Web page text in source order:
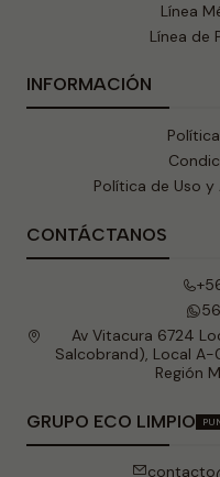
Línea
Línea de
INFORMACIÓN
Política de Uso
CONTÁCTANOS
Av Vitacura 6724
Salcobrand), Local
Región
GRUPO ECO LIMPIO